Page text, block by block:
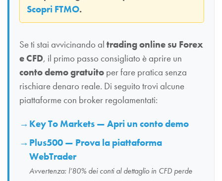
Scopri FTMO.
Se ti stai avvicinando al trading online su Forex
e CFD, il primo passo consigliato è aprire un
conto demo gratuito per fare pratica senza
rischiare denaro reale. Di seguito trovi alcune
piattaforme con broker regolamentati:
Key To Markets — Apri un conto demo
Plus500 — Prova la piattaforma
WebTrader
Avvertenza: l’80% dei conti al dettaglio in CFD perde